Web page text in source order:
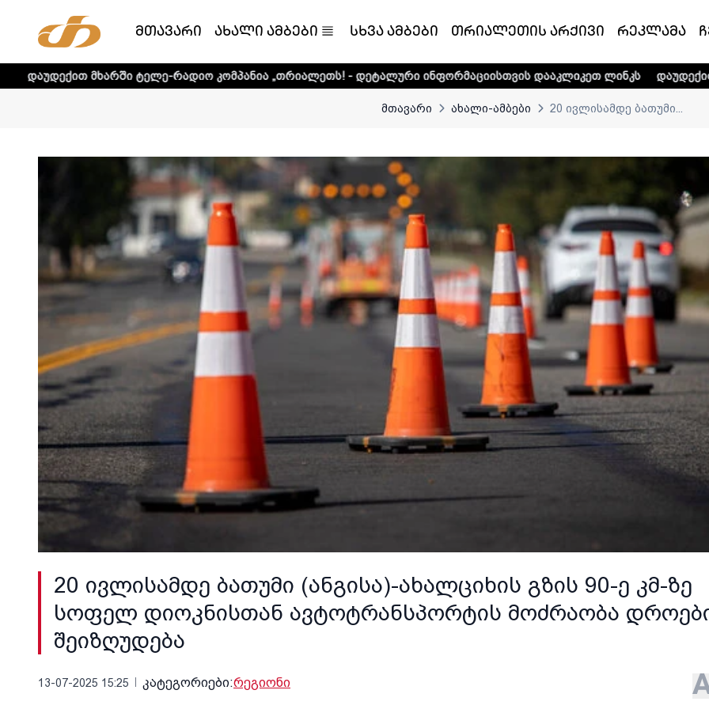
მთავარი ახალი ამბები სხვა ამბები თრიალეთის არქივი რეკლამა
ტელე-რადიო კომპანია „თრიალეთს! - დეტალური ინფორმაციისთვის დააკლიკეთ ლინკს დაუდექით მხარში ტელე-
მთავარი ახალი-ამბები 20 ივლისამდე ბათუმი...
20 ივლისამდე ბათუმი (ანგისა)-ახალციხის გზის 90-ე კმ-ზე
სოფელ დიოკნისთან ავტოტრანსპორტის მოძრაობა
შეიზღუდება
13-07-2025 15:25 კატეგორიები:რეგიონი